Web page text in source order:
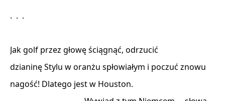
.  .  .
Jak golf przez głowę ściągnąć, odrzucić
dzianinę Stylu w oranżu spłowiałym i poczuć znowu
nagość! Dlatego jest w Houston.